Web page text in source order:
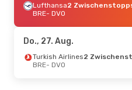
Turkish Airlines2
BRE- DVO
DVO- BRE
Do., 27. Aug.- Do., 3. Sept.
Lufthansa2
BRE- DVO
Do., 27. Aug.
Turkish Airlines2
BRE- DVO